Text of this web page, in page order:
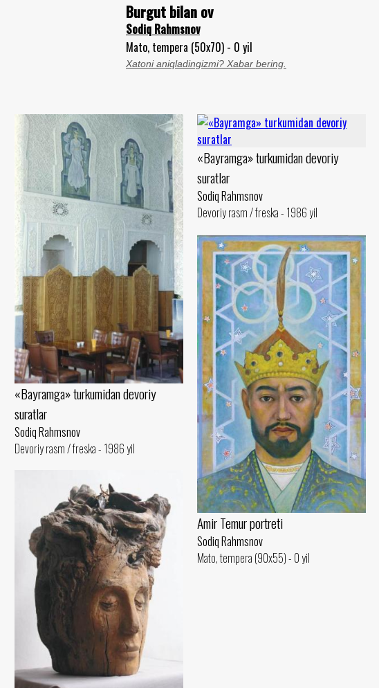
Burgut bilan ov
Sodiq Rahmsnov
Mato, tempera (50x70) - 0 yil
Xatoni aniqladingizmi? Xabar bering.
«Bayramga» turkumidan devoriy
suratlar
Sodiq Rahmsnov
Devoriy rasm / freska - 1986 yil
«Bayramga» turkumidan devoriy
suratlar
Sodiq Rahmsnov
Devoriy rasm / freska - 1986 yil
Amir Temur portreti
Sodiq Rahmsnov
Mato, tempera (90x55) - 0 yil